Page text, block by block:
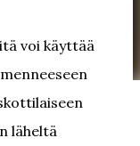
voi käyttää
läheltä